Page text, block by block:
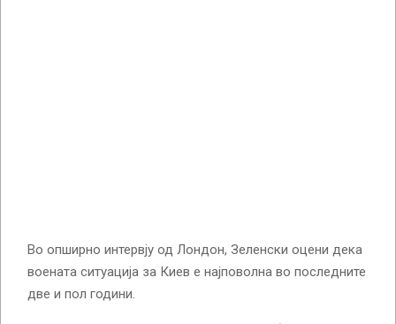
Во опширно интервју од Лондон, Зеленски оцени дека
воената ситуација за Киев е најповолна во последните
две и пол години.